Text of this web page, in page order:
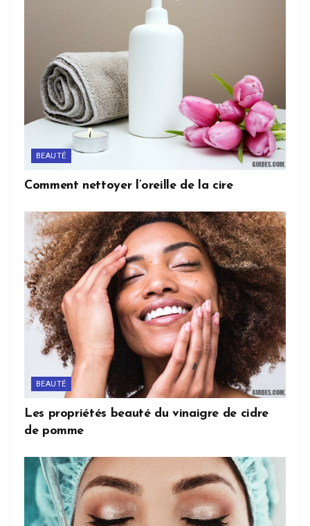
BEAUTÉ
Comment nettoyer l’oreille de la cire
BEAUTÉ
Les propriétés beauté du vinaigre de cidre
de pomme